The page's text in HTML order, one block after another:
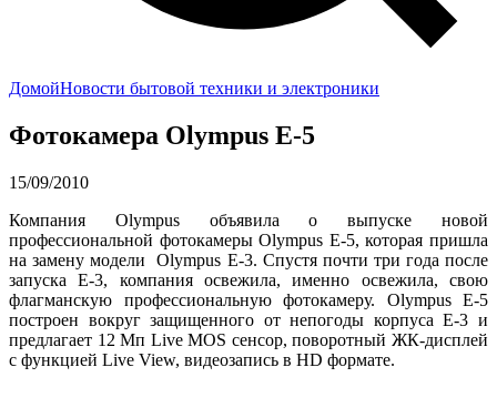
ДомойНовости бытовой техники и электроники
Фотокамера Olympus E-5
15/09/2010
Компания Olympus объявила о выпуске новой
профессиональной фотокамеры Olympus E-5, которая пришла
на замену модели Olympus E-3. Спустя почти три года после
запуска E-3, компания освежила, именно освежила, свою
флагманскую профессиональную фотокамеру. Olympus E-5
построен вокруг защищенного от непогоды корпуса E-3 и
предлагает 12 Мп Live MOS сенсор, поворотный ЖК-дисплей
с функцией Live View, видеозапись в HD формате.